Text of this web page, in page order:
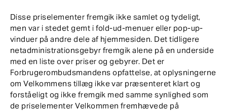
Disse priselementer fremgik ikke samlet og tydeligt,
men var i stedet gemt i fold-ud-menuer eller pop-up-
vinduer på andre dele af hjemmesiden. Det tidligere
netadministrationsgebyr fremgik alene på en underside
med en liste over priser og gebyrer. Det er
Forbrugerombudsmandens opfattelse, at oplysningerne
om Velkommens tillæg ikke var præsenteret klart og
forståeligt og ikke fremgik med samme synlighed som
de priselementer Velkommen fremhævede på